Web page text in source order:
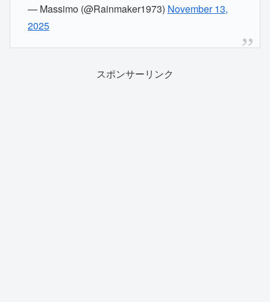
— Massimo (@Rainmaker1973) November 13,
2025
スポンサーリンク